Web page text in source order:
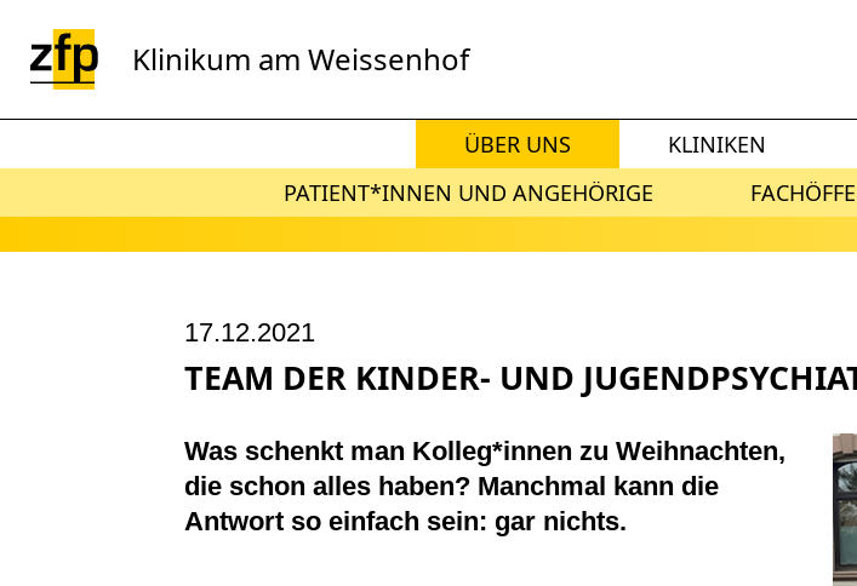
Klinikum am Weissenhof
ÜBER UNS KLINIKEN
PATIENT*INNEN UND ANGEHÖRIGE
17.12.2021
TEAM DER KINDER- UND
Was schenkt man Kolleg*innen zu Weihnachten,
die schon alles haben? Manchmal kann die
Antwort so einfach sein: gar nichts.